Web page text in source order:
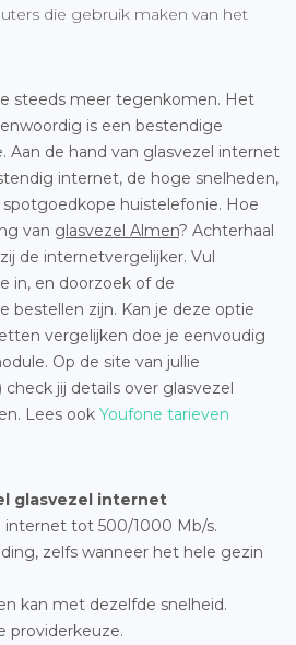
die gebruik maken van het
steeds meer tegenkomen. Het
is een bestendige
Aan de hand van glasvezel internet
internet, de hoge snelheden,
huistelefonie. Hoe
van glasvezel Almen? Achterhaal
de internetvergelijker. Vul
in, en doorzoek of de
bestellen zijn. Kan je deze optie
vergelijken doe je eenvoudig
Op de site van jullie
jij details over glasvezel
Lees ook Youfone tarieven
glasvezel internet
internet tot 500/1000 Mb/s.
zelfs wanneer het hele gezin
kan met dezelfde snelheid.
providerkeuze.